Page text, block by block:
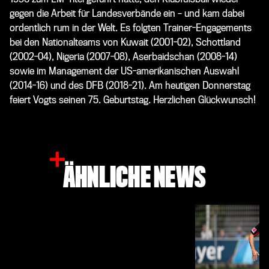
gegen die Arbeit für Landesverbände ein – und kam dabei
ordentlich rum in der Welt. Es folgten Trainer-Engagements
bei den Nationalteams von Kuwait (2001-02), Schottland
(2002-04), Nigeria (2007-08), Aserbaidschan (2008-14)
sowie im Management der US-amerikanischen Auswahl
(2014-16) und des DFB (2018-21). Am heutigen Donnerstag
feiert Vogts seinen 75. Geburtstag. Herzlichen Glückwunsch!
ÄHNLICHE NEWS